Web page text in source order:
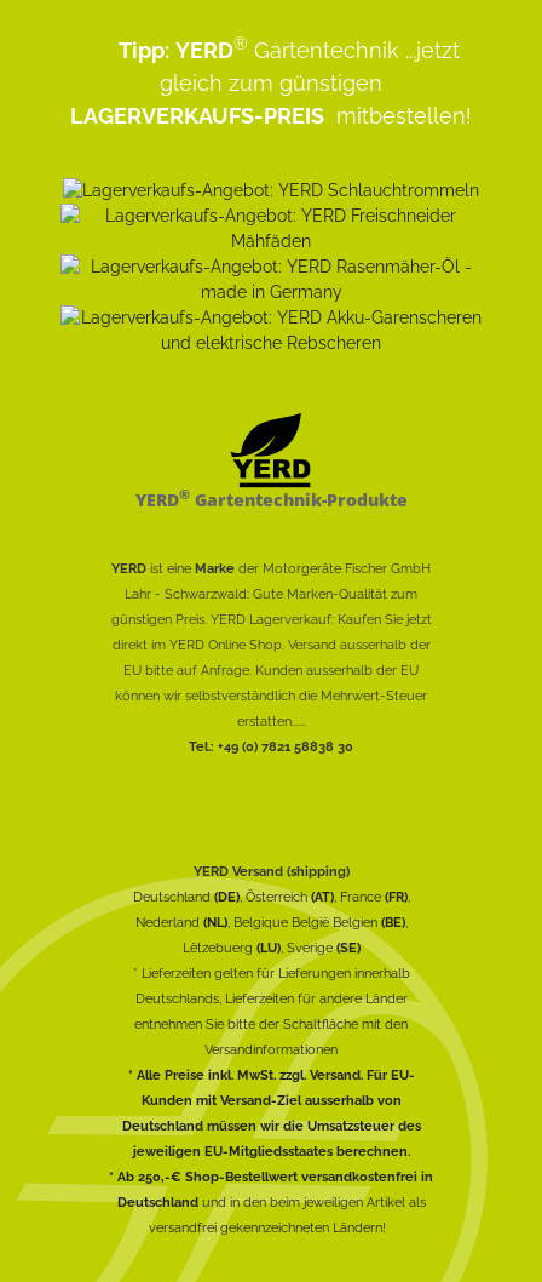
Tipp: YERD® Gartentechnik ...jetzt
gleich zum günstigen
LAGERVERKAUFS-PREIS mitbestellen!
YERD®Gartentechnik-Produkte
YERD ist eine Marke der Motorgeräte Fischer GmbH
Lahr - Schwarzwald: Gute Marken-Qualität zum
günstigen Preis. YERD Lagerverkauf: Kaufen Sie jetzt
direkt im YERD Online Shop. Versand ausserhalb der
EU bitte auf Anfrage. Kunden ausserhalb der EU
können wir selbstverständlich die Mehrwert-Steuer
erstatten......
Tel.: +49 (0) 7821 58838 30
YERD Versand (shipping)
Deutschland(DE), Österreich(AT), France (FR),
Nederland (NL), Belgique België Belgien (BE),
Lëtzebuerg (LU), Sverige(SE)
* Lieferzeiten gelten für Lieferungen innerhalb
Deutschlands, Lieferzeiten für andere Länder
entnehmen Sie bitte der Schaltfläche mit den
Versandinformationen
* Alle Preise inkl. MwSt. zzgl. Versand. Für EU-
Kunden mit Versand-Ziel ausserhalb von
Deutschland müssen wir die Umsatzsteuer des
jeweiligen EU-Mitgliedsstaates berechnen.
* Ab 250,-€ Shop-Bestellwert versandkostenfrei in
Deutschlandund in den beim jeweiligen Artikel als
versandfrei gekennzeichneten Ländern!